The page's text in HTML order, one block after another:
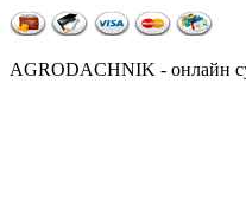
AGRODACHNIK - онлайн